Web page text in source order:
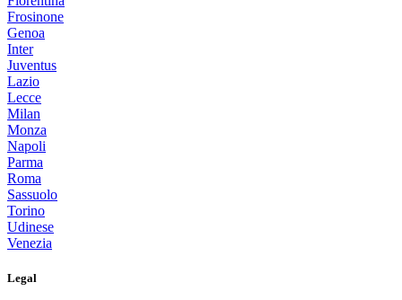
Frosinone
Genoa
Inter
Juventus
Lazio
Lecce
Milan
Monza
Napoli
Parma
Roma
Sassuolo
Torino
Udinese
Venezia
Legal